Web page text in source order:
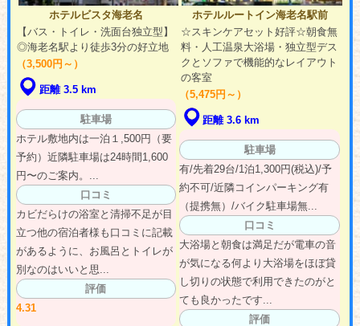
ホテルビスタ海老名
【バス・トイレ・洗面台独立型】
◎海老名駅より徒歩3分の好立地
（3,500円～）
距離 3.5 km
駐車場
ホテル敷地内は一泊１,500円（要
予約）近隣駐車場は24時間1,600
円〜のご案内。...
口コミ
カビだらけの浴室と清掃不足が目
立つ他の宿泊者様も口コミに記載
があるように、お風呂とトイレが
別なのはいいと思...
評価
4.31
ホテルルートイン海老名駅前
☆スキンケアセット好評☆朝食無
料・人工温泉大浴場・独立型デス
クとソファで機能的なレイアウト
の客室
（5,475円～）
距離 3.6 km
駐車場
有/先着29台/1泊1,300円(税込)/予
約不可/近隣コインパーキング有
（提携無）/バイク駐車場無...
口コミ
大浴場と朝食は満足だが電車の音
が気になる何より大浴場をほぼ貸
し切りの状態で利用できたのがと
ても良かったです...
評価